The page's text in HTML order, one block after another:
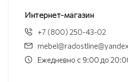
Интернет-магазин
+7 (800) 250-43-02
Ежедневно с 9:00 до